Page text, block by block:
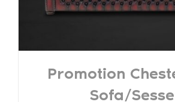
Promotion
Sofa/